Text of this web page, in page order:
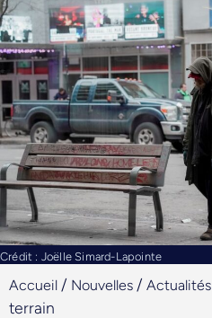
Crédit : Joëlle Simard-Lapointe
Accueil / Nouvelles / Actualités
terrain